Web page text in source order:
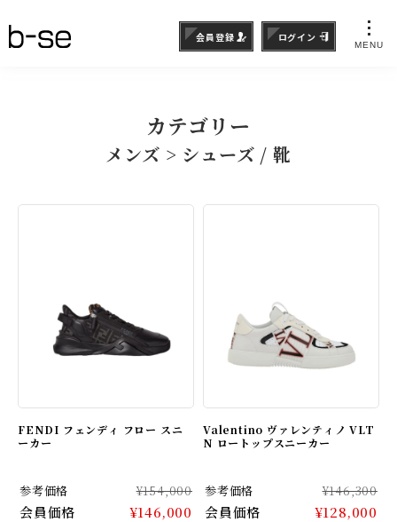
MENU
会員登録 ログイン
カテゴリー
メンズ > シューズ / 靴
FENDI フェンディ フロー スニ
ーカー
参考価格 ¥154,000
会員価格 ¥146,000
Valentino ヴァレンティノ VLT
N ロートップスニーカー
参考価格 ¥146,300
会員価格 ¥128,000